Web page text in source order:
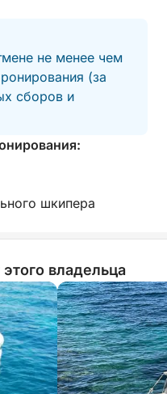
зовут.
не менее чем
(за
сборов и
шкипера
владельца